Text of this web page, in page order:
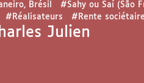
Brésil #Sahy ou Saí (São
#Réalisateurs #Rente sociétaire
Julien